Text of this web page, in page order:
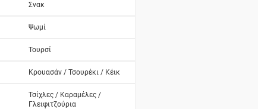
Σνακ
Ψωμί
Τουρσί
Κρουασάν / Τσουρέκι / Κέικ
Τσίχλες / Καραμέλες /
Γλειφιτζούρια